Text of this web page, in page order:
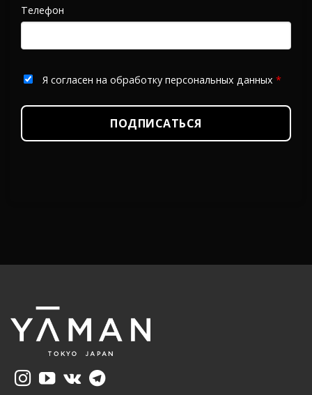
Телефон
Я согласен на обработку персональных данных *
ПОДПИСАТЬСЯ